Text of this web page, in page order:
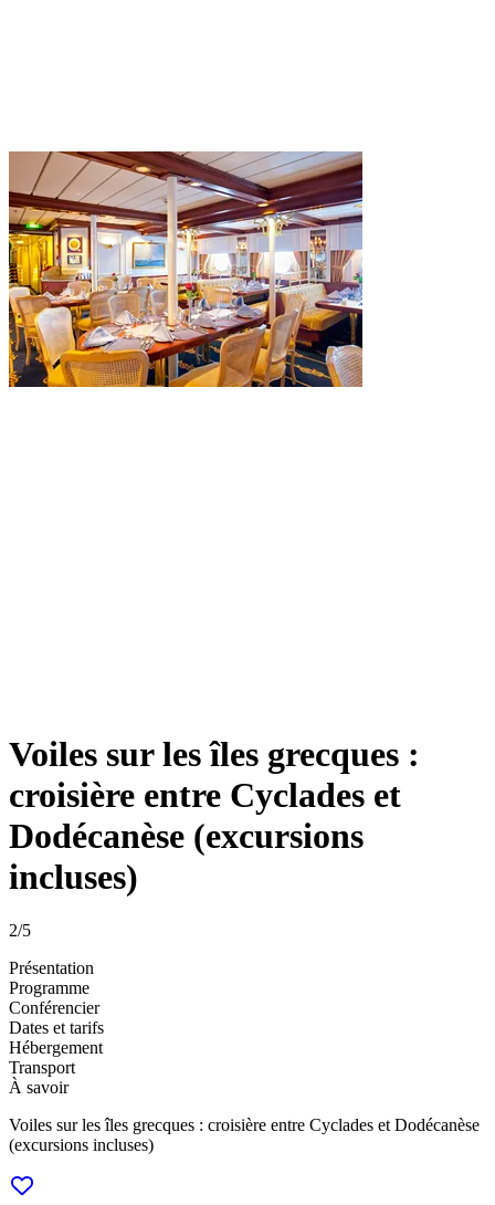
Voiles sur les îles grecques :
croisière entre Cyclades et
Dodécanèse (excursions
incluses)
2/5
Présentation
Programme
Conférencier
Dates et tarifs
Hébergement
Transport
À savoir
Voiles sur les îles grecques : croisière entre Cyclades et Dodécanèse
(excursions incluses)